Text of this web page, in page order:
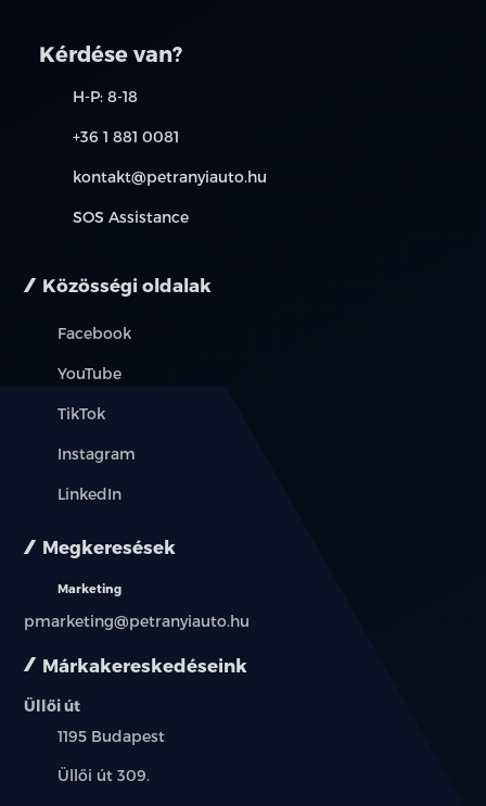
Márkakereskedéseink
Üllői út
Település:
1195 Budapest
Cím:
Üllői út 309.
Kérdése van?
H-P: 8-18
+36 1 881 0081
kontakt@petranyiauto.hu
SOS Assistance
Közösségi oldalak
Facebook
YouTube
TikTok
Instagram
LinkedIn
Megkeresések
Marketing
pmarketing@petranyiauto.hu